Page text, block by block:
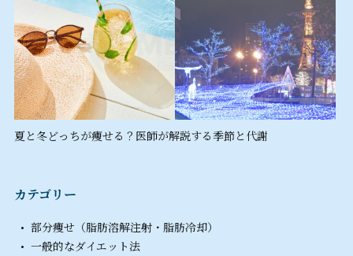
夏と冬どっちが痩せる？医師が解説する季節と代謝
カテゴリー
部分痩せ（脂肪溶解注射・脂肪冷却）
一般的なダイエット法